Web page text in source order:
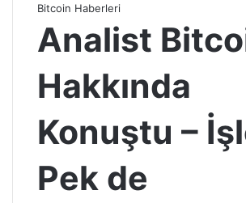
Bitcoin Haberleri
Analist
Hakkında
Konuştu –
Pek de